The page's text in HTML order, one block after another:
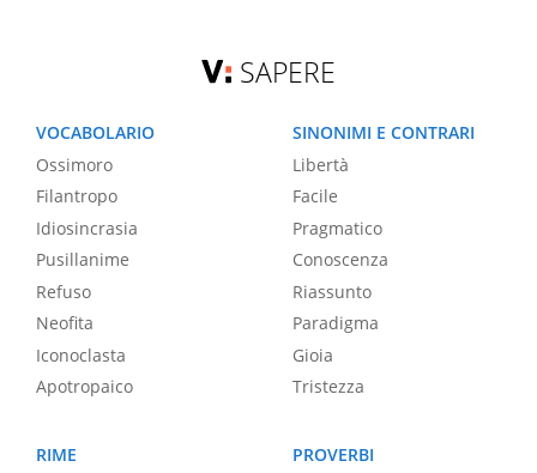
SAPERE
VOCABOLARIO
Ossimoro
Filantropo
Idiosincrasia
Pusillanime
Refuso
Neofita
Iconoclasta
Apotropaico
SINONIMI E CONTRARI
Libertà
Facile
Pragmatico
Conoscenza
Riassunto
Paradigma
Gioia
Tristezza
RIME
PROVERBI